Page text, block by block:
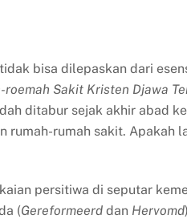
bisa dilepaskan dari
roemah Sakit Kristen Djawa
ditabur sejak akhir abad
rumah-rumah sakit. Apakah
persitiwa di seputar
(Gereformeerd dan Hervomd